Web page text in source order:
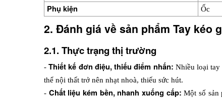
Phụ kiện Ốc
2. Đánh giá về sản phẩm Tay kéo
2.1. Thực trạng thị trường
- Thiết kế đơn điệu, thiếu điểm nhấn: Nhiều loại tay
thể nội thất trở nên nhạt nhoà, thiếu sức hút.
- Chất liệu kém bền, nhanh xuống cấp: Một số sản